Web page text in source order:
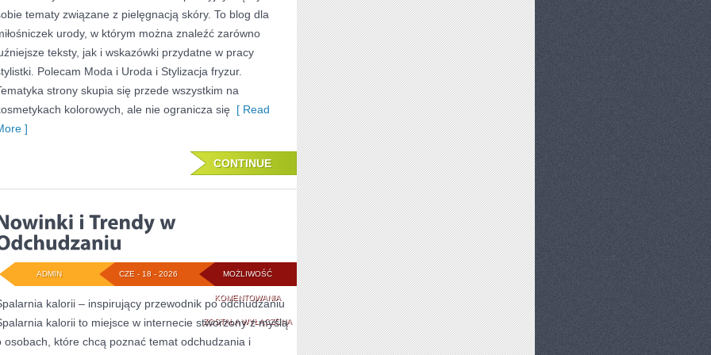
KROKU
tematy związane z pielęgnacją skóry. To blog dla
urody, w którym można znaleźć zarówno
teksty, jak i wskazówki przydatne w pracy
Polecam Moda i Uroda i Stylizacja fryzur.
strony skupia się przede wszystkim na
kolorowych, ale nie ogranicza się [ Read
]
CONTINUE
MOŻLIWOŚĆ
KOMENTOWANIANOWINKI
I
TRENDY
ZOSTAŁA WYŁĄCZONA
CZE - 18 - 2026
ADMIN
kalorii – inspirujący przewodnik po odchudzaniu
kalorii to miejsce w internecie stworzony z myślą
osobach, które chcą poznać temat odchudzania i